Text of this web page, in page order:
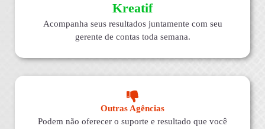
Kreatif
Acompanha seus resultados juntamente com seu
gerente de contas toda semana.
Outras Agências
Podem não oferecer o suporte e resultado que você